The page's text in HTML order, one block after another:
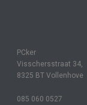
PCker
Visschersstraat 34,
8325 BT Vollenhove
085 060 0527